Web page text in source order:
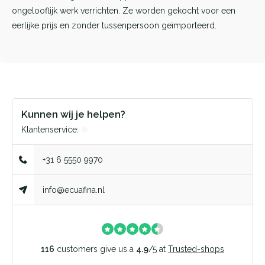
ongelooflijk werk verrichten. Ze worden gekocht voor een
eerlijke prijs en zonder tussenpersoon geïmporteerd.
Kunnen wij je helpen?
Klantenservice:
+31 6 5550 9970
info@ecuafina.nl
116 customers give us a 4.9/5 at Trusted-shops